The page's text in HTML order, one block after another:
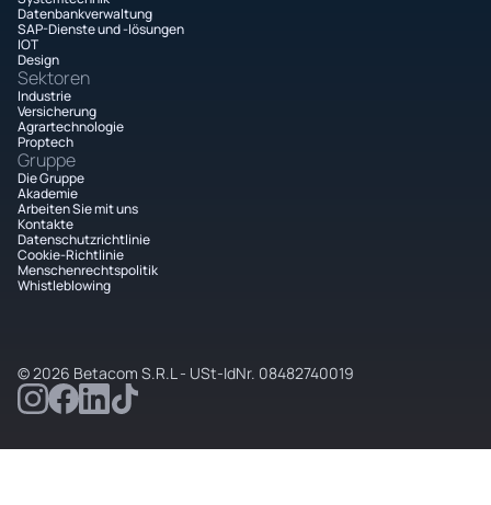
Datenbankverwaltung
SAP-Dienste und -lösungen
IOT
Design
Sektoren
Industrie
Versicherung
Agrartechnologie
Proptech
Gruppe
Die Gruppe
Akademie
Arbeiten Sie mit uns
Kontakte
Datenschutzrichtlinie
Cookie-Richtlinie
Menschenrechtspolitik
Whistleblowing
© 2026 Betacom S.R.L - USt-IdNr. 08482740019